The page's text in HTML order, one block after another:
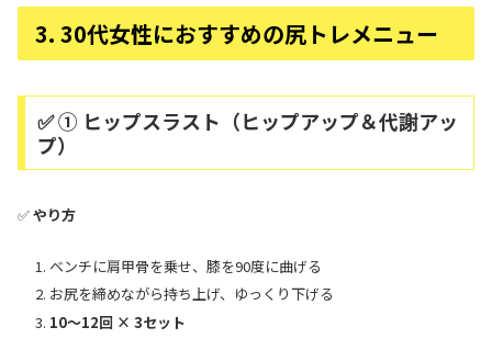
3. 30代女性におすすめの尻トレメニュー
✅ ① ヒップスラスト（ヒップアップ＆代謝アッ
プ）
✅やり方
ベンチに肩甲骨を乗せ、膝を90度に曲げる
お尻を締めながら持ち上げ、ゆっくり下げる
10～12回 × 3セット